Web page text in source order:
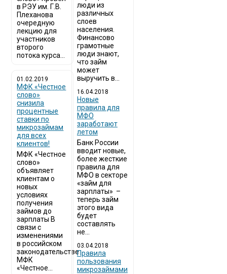
в РЭУ им. Г.В.
Плеханова
очередную
лекцию для
участников
второго
потока курса...
01.02.2019
МФК «Честное
слово»
снизила
процентные
ставки по
микрозаймам
для всех
клиентов!
МФК «Честное
слово»
объявляет
клиентам о
новых
условиях
получения
займов до
зарплаты В
связи с
изменениями
в российском
законодательстве
МФК
«Честное...
люди из
различных
слоев
населения.
Финансово
грамотные
люди знают,
что займ
может
выручить в...
16.04.2018
Новые
правила для
МФО
заработают
летом
Банк России
вводит новые,
более жесткие
правила для
МФО в секторе
«займ для
зарплаты» –
теперь займ
этого вида
будет
составлять
не...
03.04.2018
​Правила
пользования
микрозаймами